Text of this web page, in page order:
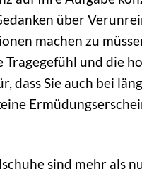
über
machen zu
Tragegefühl und die
dass Sie auch bei
sind mehr als